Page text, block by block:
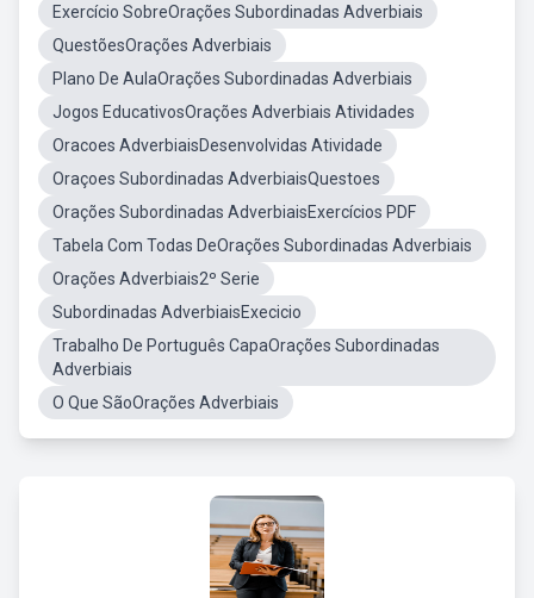
Exercício SobreOrações Subordinadas Adverbiais
QuestõesOrações Adverbiais
Plano De AulaOrações Subordinadas Adverbiais
Jogos EducativosOrações Adverbiais Atividades
Oracoes AdverbiaisDesenvolvidas Atividade
Oraçoes Subordinadas AdverbiaisQuestoes
Orações Subordinadas AdverbiaisExercícios PDF
Tabela Com Todas DeOrações Subordinadas Adverbiais
Orações Adverbiais2º Serie
Subordinadas AdverbiaisExecicio
Trabalho De Português CapaOrações Subordinadas
Adverbiais
O Que SãoOrações Adverbiais